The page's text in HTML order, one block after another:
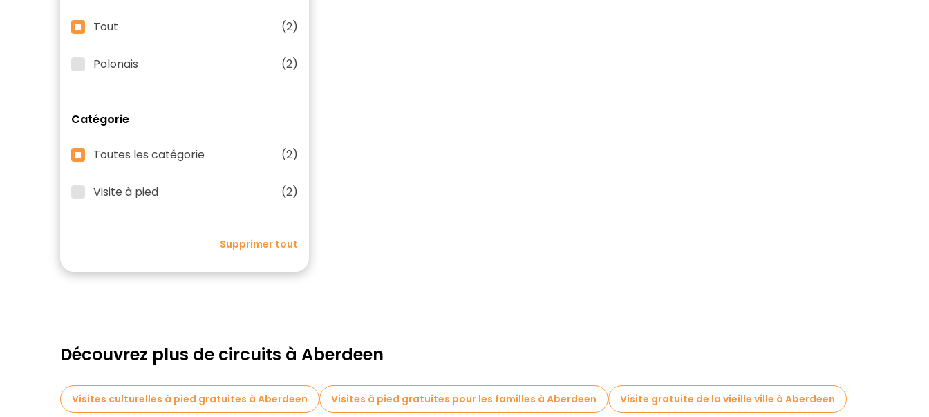
Tout (2)
Polonais (2)
Catégorie
Toutes les catégorie (2)
Visite à pied (2)
Supprimer tout
Découvrez plus de circuits à Aberdeen
Visites culturelles à pied gratuites à Aberdeen Visites à pied gratuites pour les familles à Aberdeen Visite gratuite de la vieille ville à Aberdeen